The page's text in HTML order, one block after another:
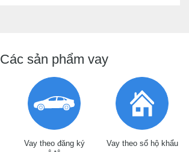
Các sản phẩm vay
Vay theo đăng ký
Vay theo sổ hộ khẩu